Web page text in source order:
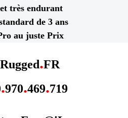
très endurant
de 3 ans
au juste Prix
Rugged.FR
.970.469.719